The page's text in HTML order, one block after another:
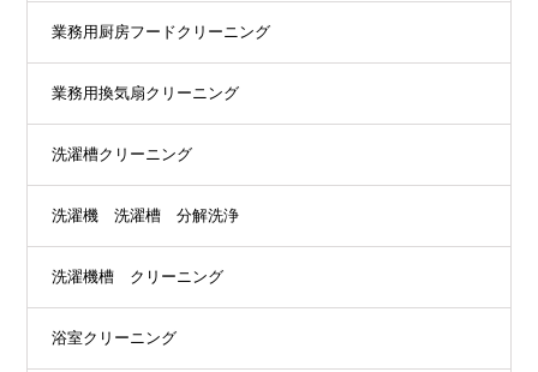
業務用厨房フードクリーニング
業務用換気扇クリーニング
洗濯槽クリーニング
洗濯機 洗濯槽 分解洗浄
洗濯機槽 クリーニング
浴室クリーニング